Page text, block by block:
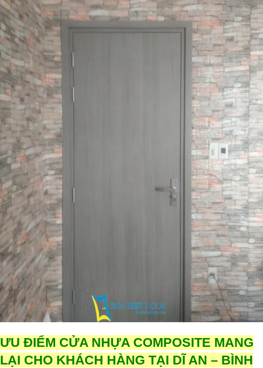
ƯU ĐIỂM CỬA NHỰA COMPOSITE MANG
LẠI CHO KHÁCH HÀNG TẠI DĨ AN – BÌNH